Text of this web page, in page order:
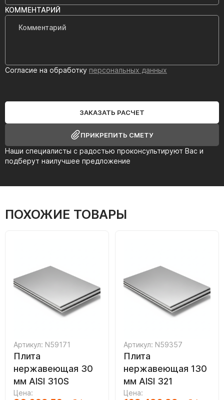
Наши специалисты с радостью проконсультируют Вас и
подберут наилучшее предложение
КОММЕНТАРИЙ
Согласие на обработку персональных данных
ЗАКАЗАТЬ РАСЧЕТ
ПРИКРЕПИТЬ СМЕТУ
ПОХОЖИЕ ТОВАРЫ
Артикул: N59171
Плита
нержавеющая 30
мм AISI 310S
Цена:
Артикул: N59357
Плита
нержавеющая 130
мм AISI 321
Цена: